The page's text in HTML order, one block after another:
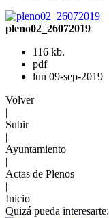
pleno02_26072019
116 kb.
pdf
lun 09-sep-2019
Volver
|
Subir
|
Ayuntamiento
|
Actas de Plenos
|
Inicio
Quizá pueda interesarte: